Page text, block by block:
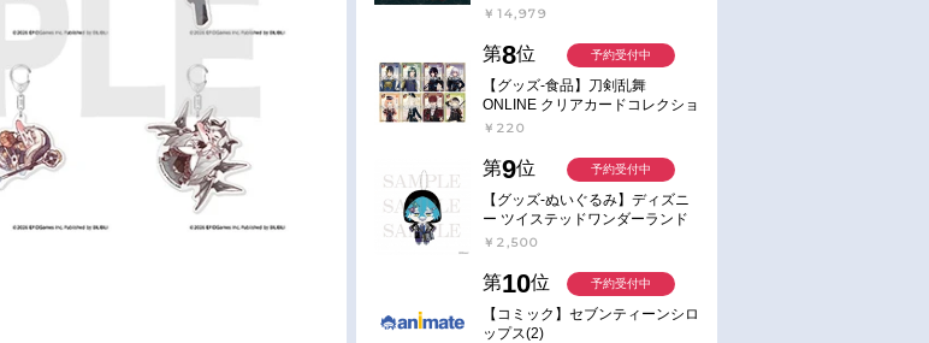
￥14,979
第8位
【グッズ-食品】刀剣乱舞
ONLINE クリアカードコレクショ
ンガム
￥220
予約受付中
第9位
【グッズ-ぬいぐるみ】ディズニ
ー ツイステッドワンダーランド
ミニミニぬいぐるみ(クラブ・ウ
￥2,500
予約受付中
第10位
【コミック】セブンティーンシロ
ップス(2)
予約受付中